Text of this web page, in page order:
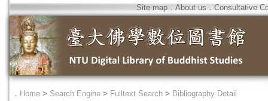
Site map．About us ． Consultative
． Home > Search Engine > Fulltext Search > Bibliography Detail